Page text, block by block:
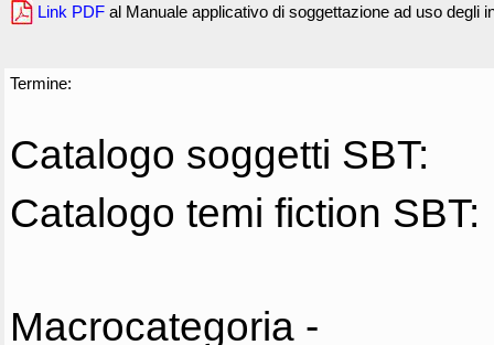
Link PDF al Manuale applicativo di soggettazione ad uso degli
Termine:
Catalogo soggetti SBT:
Catalogo temi fiction SBT:
Macrocategoria -